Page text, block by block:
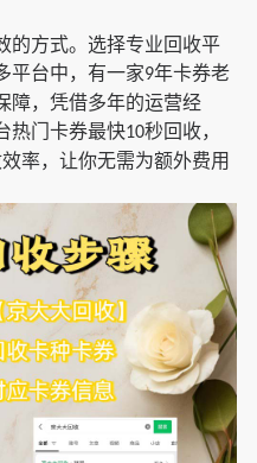
的方式。选择专业回收平
平台中，有一家9年卡券老
障，凭借多年的运营经
热门卡券最快10秒回收，
率，让你无需为额外费用